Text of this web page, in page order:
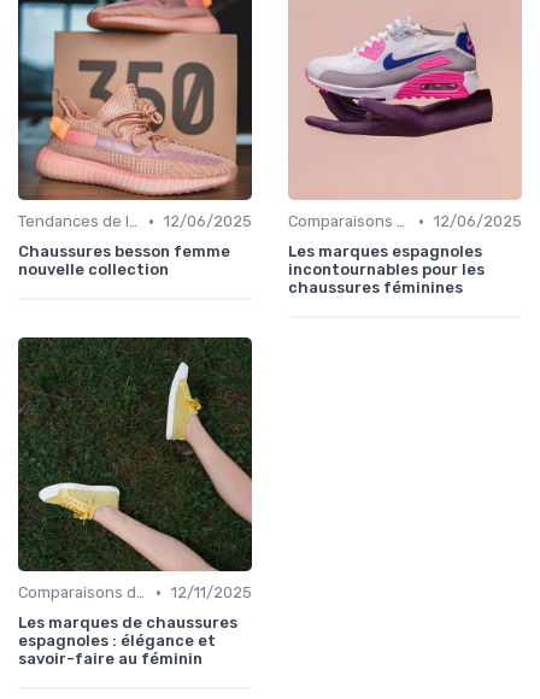
Tendances de la Mode • 12/06/2025
Chaussures besson femme
nouvelle collection
Comparaisons de Marques • 12/06/2025
Les marques espagnoles
incontournables pour les
chaussures féminines
Comparaisons de Marques • 12/11/2025
Les marques de chaussures
espagnoles : élégance et
savoir-faire au féminin